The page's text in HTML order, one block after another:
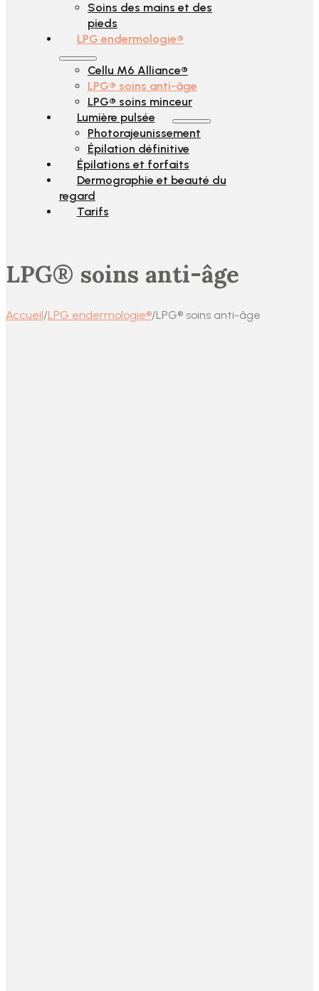
Soins des mains et des
pieds
LPG endermologie®
Cellu M6 Alliance®
LPG® soins anti-âge
LPG® soins minceur
Lumière pulsée
Photorajeunissement
Épilation définitive
Épilations et forfaits
Dermographie et beauté du
regard
Tarifs
LPG® soins anti-âge
Accueil/LPG endermologie®/LPG® soins anti-âge